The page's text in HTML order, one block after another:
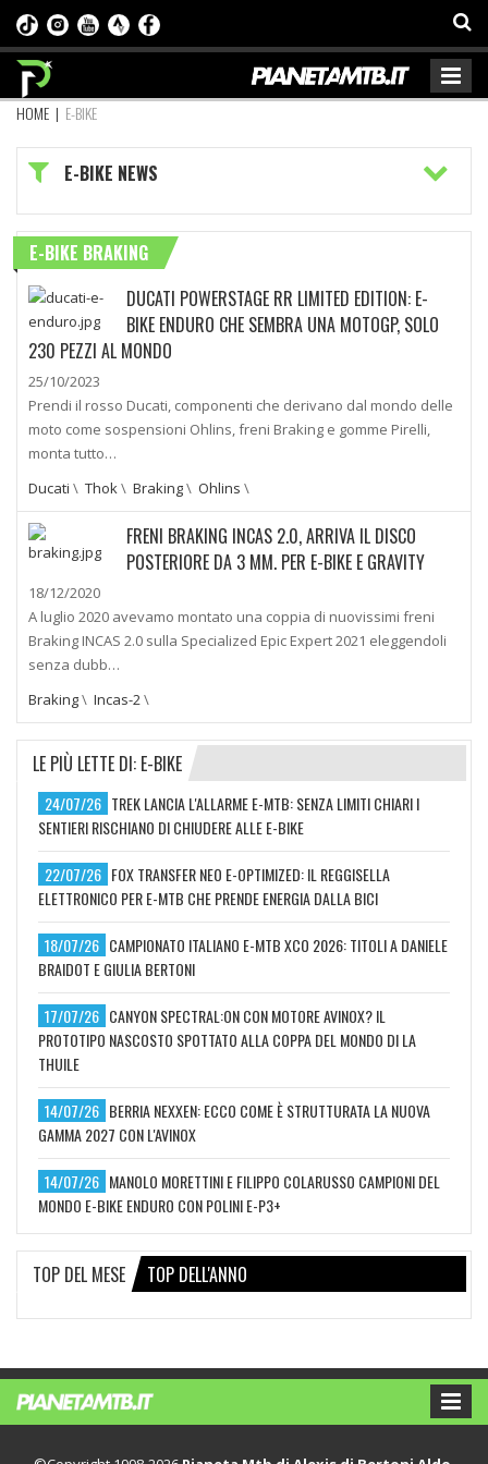
HOME | E-BIKE
E-BIKE NEWS
E-BIKE BRAKING
DUCATI POWERSTAGE RR LIMITED EDITION: E-
BIKE ENDURO CHE SEMBRA UNA MOTOGP, SOLO
230 PEZZI AL MONDO
25/10/2023
Prendi il rosso Ducati, componenti che derivano dal mondo delle
moto come sospensioni Ohlins, freni Braking e gomme Pirelli,
monta tutto…
Ducati \ Thok \ Braking\ Ohlins \
FRENI BRAKING INCAS 2.0, ARRIVA IL DISCO
POSTERIORE DA 3 MM. PER E-BIKE E GRAVITY
18/12/2020
A luglio 2020 avevamo montato una coppia di nuovissimi freni
Braking INCAS 2.0 sulla Specialized Epic Expert 2021 eleggendoli
senza dubb…
Braking\ Incas-2 \
LE PIÙ LETTE DI: E-BIKE
24/07/26 TREK LANCIA L'ALLARME E-MTB: SENZA LIMITI CHIARI I
SENTIERI RISCHIANO DI CHIUDERE ALLE E-BIKE
22/07/26 FOX TRANSFER NEO E-OPTIMIZED: IL REGGISELLA
ELETTRONICO PER E-MTB CHE PRENDE ENERGIA DALLA BICI
18/07/26 CAMPIONATO ITALIANO E-MTB XCO 2026: TITOLI A DANIELE
BRAIDOT E GIULIA BERTONI
17/07/26 CANYON SPECTRAL:ON CON MOTORE AVINOX? IL
PROTOTIPO NASCOSTO SPOTTATO ALLA COPPA DEL MONDO DI LA
THUILE
14/07/26 BERRIA NEXXEN: ECCO COME È STRUTTURATA LA NUOVA
GAMMA 2027 CON L'AVINOX
14/07/26 MANOLO MORETTINI E FILIPPO COLARUSSO CAMPIONI DEL
MONDO E-BIKE ENDURO CON POLINI E-P3+
TOP DEL MESE TOP DELL'ANNO